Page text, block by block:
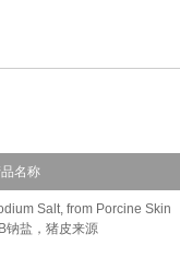
名称
Salt, from Porcine Skin
钠盐，猪皮来源